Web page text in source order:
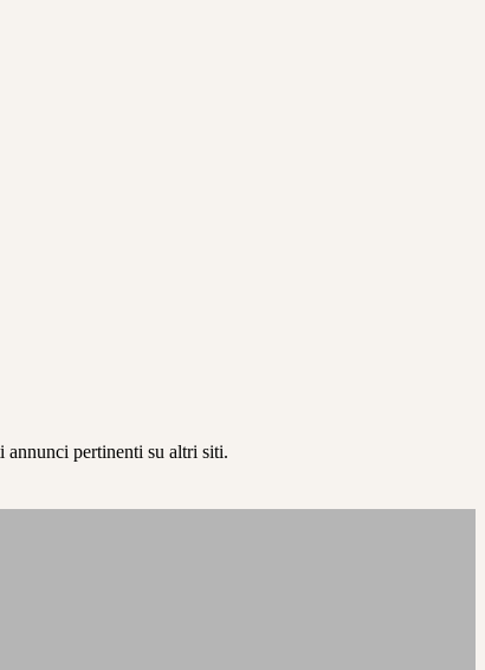
annunci pertinenti su altri siti.